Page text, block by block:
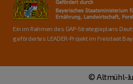
Ein im Rahmen des GAP-Strategieplans
gefördertes LEADER-Projekt im Freistaat
© Altmühl-